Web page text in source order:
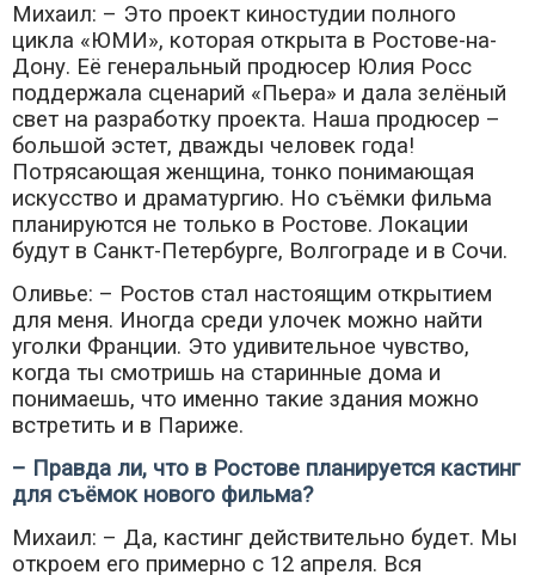
Михаил: – Это проект киностудии полного
цикла «ЮМИ», которая открыта в Ростове-на-
Дону. Её генеральный продюсер Юлия Росс
поддержала сценарий «Пьера» и дала зелёный
свет на разработку проекта. Наша продюсер –
большой эстет, дважды человек года!
Потрясающая женщина, тонко понимающая
искусство и драматургию. Но съёмки фильма
планируются не только в Ростове. Локации
будут в Санкт-Петербурге, Волгограде и в Сочи.
Оливье: – Ростов стал настоящим открытием
для меня. Иногда среди улочек можно найти
уголки Франции. Это удивительное чувство,
когда ты смотришь на старинные дома и
понимаешь, что именно такие здания можно
встретить и в Париже.
– Правда ли, что в Ростове планируется кастинг
для съёмок нового фильма?
Михаил: – Да, кастинг действительно будет. Мы
откроем его примерно с 12 апреля. Вся